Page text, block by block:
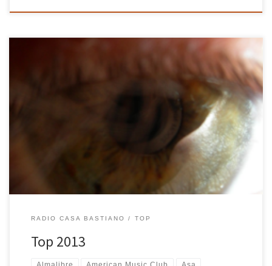
Curiosi di sapere tra i dischi aggiunti alla libreria di iTunes di Casa
Bastiano nel 2013 quali sono stati quelli più suonati? Ecco una lista
con link dei 25 dischi del 2013 più ascoltati in tutti i dispositivi di
Casa Bastiano (tra parentesi il numero di volte) e, dopo, la […]
RADIO CASA BASTIANO TOP
Top 2013